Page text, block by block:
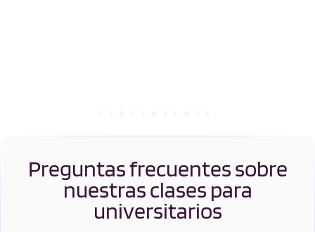
Preguntas frecuentes sobre
nuestras clases para
universitarios